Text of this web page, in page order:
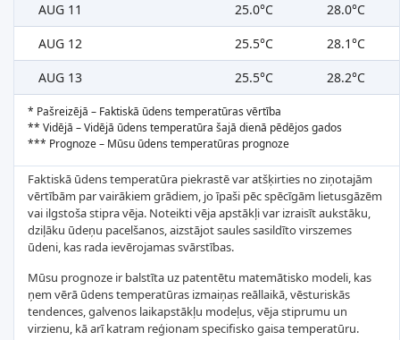
AUG 11
25.0°C
28.0°C
AUG 12
25.5°C
28.1°C
AUG 13
25.5°C 28.2°C
* Pašreizējā – Faktiskā ūdens temperatūras vērtība
** Vidējā – Vidējā ūdens temperatūra šajā dienā pēdējos gados
*** Prognoze – Mūsu ūdens temperatūras prognoze
Faktiskā ūdens temperatūra piekrastē var atšķirties no ziņotajām
vērtībām par vairākiem grādiem, jo īpaši pēc spēcīgām lietusgāzēm
vai ilgstoša stipra vēja. Noteikti vēja apstākļi var izraisīt aukstāku,
dziļāku ūdeņu pacelšanos, aizstājot saules sasildīto virszemes
ūdeni, kas rada ievērojamas svārstības.
Mūsu prognoze ir balstīta uz patentētu matemātisko modeli, kas
ņem vērā ūdens temperatūras izmaiņas reāllaikā, vēsturiskās
tendences, galvenos laikapstākļu modeļus, vēja stiprumu un
virzienu, kā arī katram reģionam specifisko gaisa temperatūru.